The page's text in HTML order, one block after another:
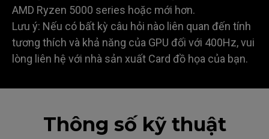
AMD Ryzen 5000 series hoặc mới hơn.
Lưu ý: Nếu có bất kỳ câu hỏi nào liên quan đến tính
tương thích và khả năng của GPU đối với 400Hz, vui
lòng liên hệ với nhà sản xuất Card đồ họa của bạn.
Thông số kỹ thuật